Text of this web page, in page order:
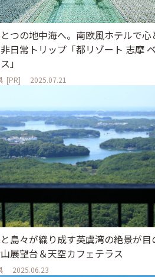
つの地中海へ。南欧風ホテルで心
日常トリップ「都リゾート 志摩
」
[PR] 2025.07.21
島々が織り成す英虞湾の絶景が目
展望台＆天空カフェテラス
2025.06.23